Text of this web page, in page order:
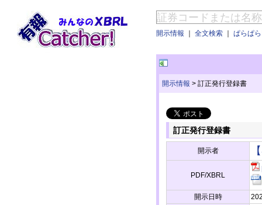
開示情報 ｜ 全文検索 ｜ ぱらぱ
開示情報 > 訂正発行登録書
訂正発行登録書
開示者
PDF/XBRL
開示日時